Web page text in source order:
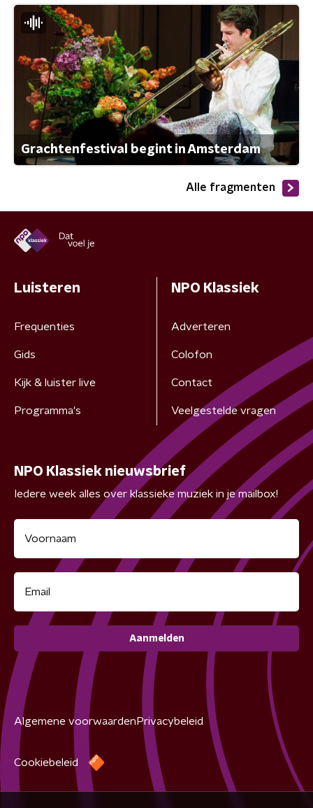
Grachtenfestival begint in Amsterdam
Alle fragmenten
Luisteren
Frequenties
Gids
Kijk & luister live
Programma's
NPO Klassiek
Adverteren
Colofon
Contact
Veelgestelde vragen
NPO Klassiek nieuwsbrief
Iedere week alles over klassieke muziek in je mailbox!
Aanmelden
Algemene voorwaarden Privacybeleid
Cookiebeleid